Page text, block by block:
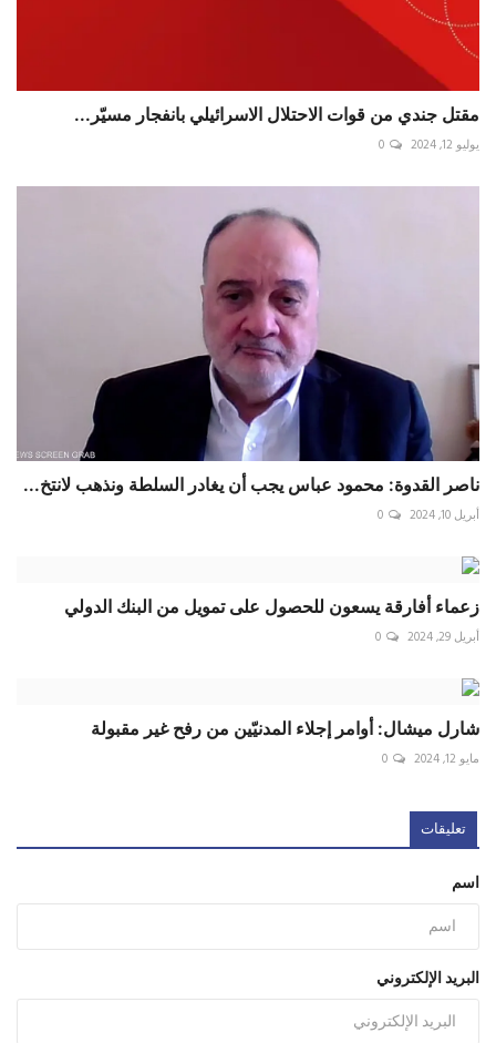
مقتل جندي من قوات الاحتلال ⁧‫الاسرائيلي‬⁩ بانفجار مسيّر...
يوليو 12, 2024 0
ناصر القدوة: محمود عباس يجب أن يغادر السلطة ونذهب لانتخ...
أبريل 10, 2024 0
زعماء أفارقة يسعون للحصول على تمويل من البنك الدولي
أبريل 29, 2024 0
شارل ميشال: أوامر إجلاء المدنيّين من رفح غير مقبولة
مايو 12, 2024 0
تعليقات
اسم
البريد الإلكتروني